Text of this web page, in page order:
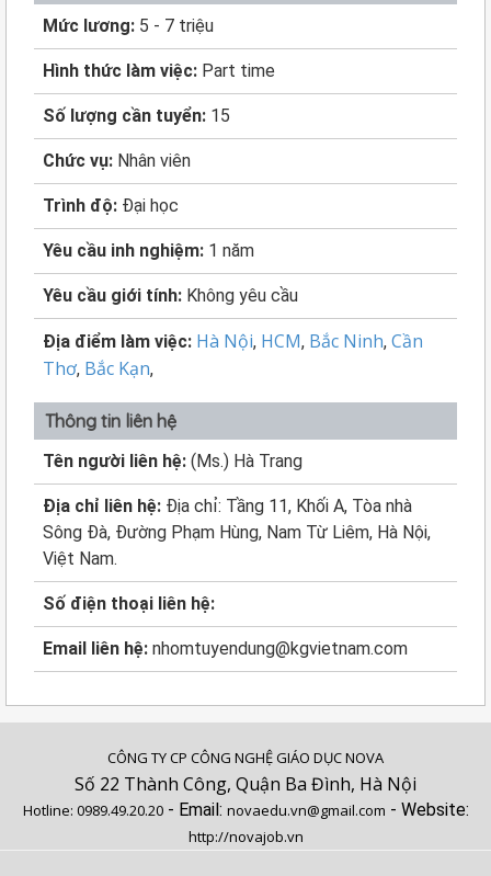
Mức lương: 5 - 7 triệu
Hình thức làm việc: Part time
Số lượng cần tuyển: 15
Chức vụ: Nhân viên
Trình độ: Đại học
Yêu cầu inh nghiệm: 1 năm
Yêu cầu giới tính: Không yêu cầu
Địa điểm làm việc: Hà Nội, HCM, Bắc Ninh, Cần
Thơ, Bắc Kạn,
Thông tin liên hệ
Tên người liên hệ: (Ms.) Hà Trang
Địa chỉ liên hệ: Địa chỉ: Tầng 11, Khối A, Tòa nhà
Sông Đà, Đường Phạm Hùng, Nam Từ Liêm, Hà Nội,
Việt Nam.
Số điện thoại liên hệ:
Email liên hệ: nhomtuyendung@kgvietnam.com
CÔNG TY CP CÔNG NGHỆ GIÁO DỤC NOVA
Số 22 Thành Công, Quận Ba Đình, Hà Nội
Hotline: 0989.49.20.20- Email: novaedu.vn@gmail.com - Website:
http://novajob.vn